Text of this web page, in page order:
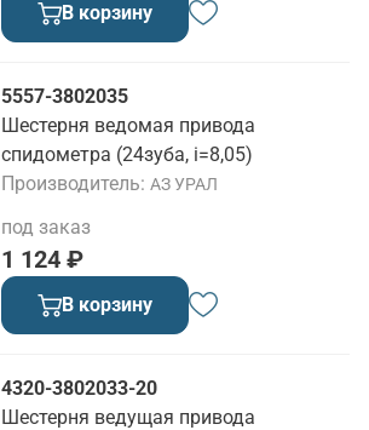
В корзину
5557-3802035
Шестерня ведомая привода
спидометра (24зуба, i=8,05)
Производитель АЗ УРАЛ
1 124 ₽
под заказ
В корзину
4320-3802033-20
Шестерня ведущая привода